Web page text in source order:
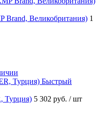
Brand, Великобритания) 1
Быстрый
Турция) 5 302 руб. / шт